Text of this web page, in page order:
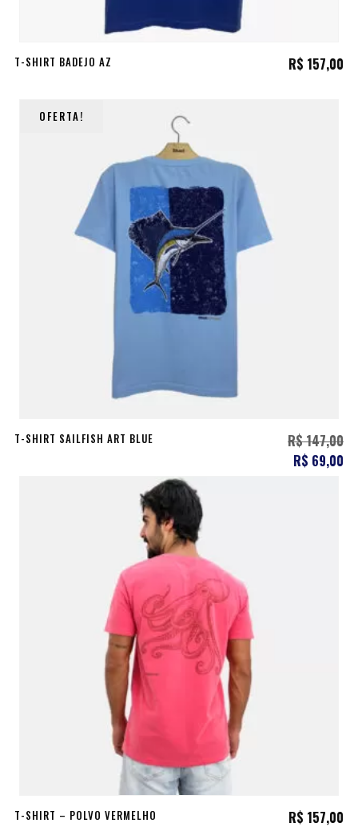
T-SHIRT BADEJO AZ R$ 157,00
OFERTA!
T-SHIRT SAILFISH ART BLUE R$147,00
O
R$ 69,00
T-SHIRT – POLVO VERMELHO R$ 157,00